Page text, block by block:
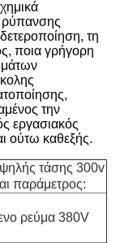
ρύπανσης
τη
ποια γρήγορη
την
εργασιακός
ούτω καθεξής.
τάσης 300v
παράμετρος:
ρεύμα 380V